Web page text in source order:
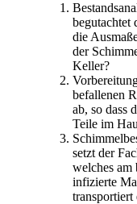
begutachtet
die
der
Keller?
befallenen
ab, so dass
Teile im
setzt der
welches am
infizierte
transportiert